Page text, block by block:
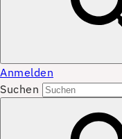
Anmelden
Suchen